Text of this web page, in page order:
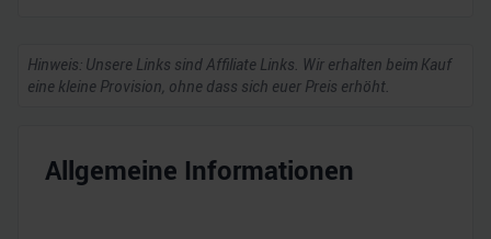
Hinweis: Unsere Links sind Affiliate Links. Wir erhalten beim Kauf
eine kleine Provision, ohne dass sich euer Preis erhöht.
Allgemeine Informationen